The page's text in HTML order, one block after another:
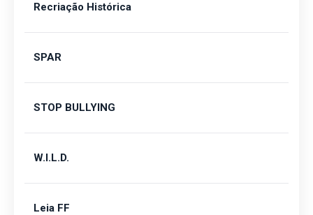
Recriação Histórica
SPAR
STOP BULLYING
W.I.L.D.
Leia FF